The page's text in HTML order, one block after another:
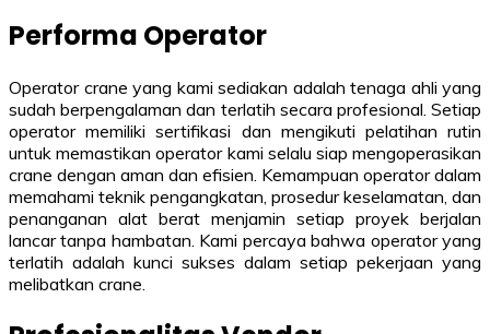
Performa Operator
Operator crane yang kami sediakan adalah tenaga ahli yang
sudah berpengalaman dan terlatih secara profesional. Setiap
operator memiliki sertifikasi dan mengikuti pelatihan rutin
untuk memastikan operator kami selalu siap mengoperasikan
crane dengan aman dan efisien. Kemampuan operator dalam
memahami teknik pengangkatan, prosedur keselamatan, dan
penanganan alat berat menjamin setiap proyek berjalan
lancar tanpa hambatan. Kami percaya bahwa operator yang
terlatih adalah kunci sukses dalam setiap pekerjaan yang
melibatkan crane.